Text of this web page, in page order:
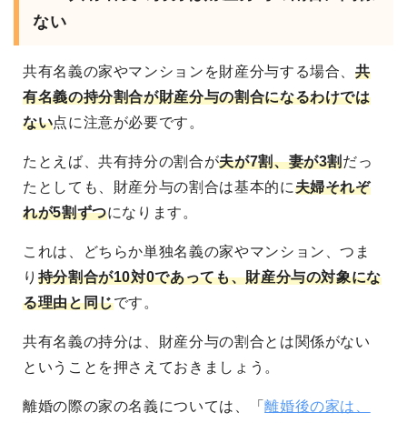
ない
共有名義の家やマンションを財産分与する場合、共
有名義の持分割合が財産分与の割合になるわけでは
ない点に注意が必要です。
たとえば、共有持分の割合が夫が7割、妻が3割だっ
たとしても、財産分与の割合は基本的に夫婦それぞ
れが5割ずつになります。
これは、どちらか単独名義の家やマンション、つま
り 持分割合が10対0であっても、財産分与の対象にな
る理由と同じです。
共有名義の持分は、財産分与の割合とは関係がない
ということを押さえておきましょう。
離婚の際の家の名義については、「離婚後の家は、